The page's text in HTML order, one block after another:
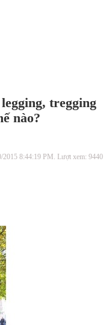
tregging
nào?
2015 8:44:19 PM. Lượt xem: 9440